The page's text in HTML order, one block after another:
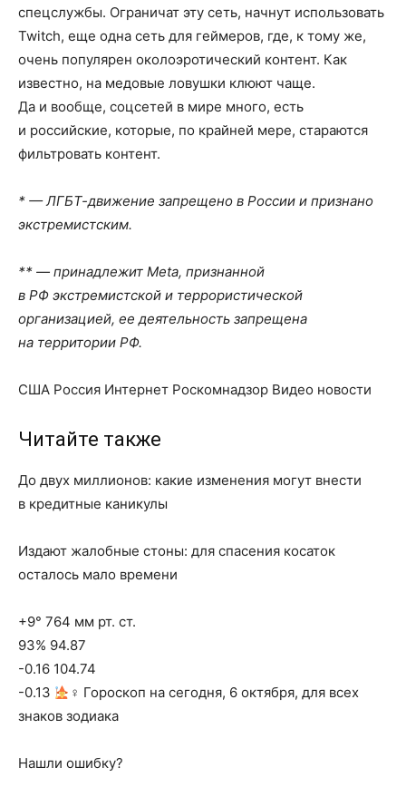
спецслужбы. Ограничат эту сеть, начнут использовать
Twitch, еще одна сеть для геймеров, где, к тому же,
очень популярен околоэротический контент. Как
известно, на медовые ловушки клюют чаще.
Да и вообще, соцсетей в мире много, есть
и российские, которые, по крайней мере, стараются
фильтровать контент.
* — ЛГБТ-движение запрещено в России и признано
экстремистским.
** — принадлежит Meta, признанной
в РФ экстремистской и террористической
организацией, ее деятельность запрещена
на территории РФ.
США Россия Интернет Роскомнадзор Видео новости
Читайте также
До двух миллионов: какие изменения могут внести
в кредитные каникулы
Издают жалобные стоны: для спасения косаток
осталось мало времени
+9° 764 мм рт. ст.
93% 94.87
-0.16 104.74
-0.13
‍♀ Гороскоп на сегодня, 6 октября, для всех
знаков зодиака
Нашли ошибку?